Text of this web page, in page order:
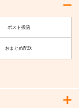
ポスト投函
おまとめ配送